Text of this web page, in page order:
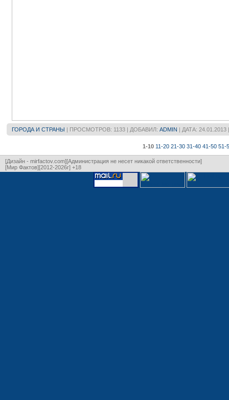
ГОРОДА И СТРАНЫ | ПРОСМОТРОВ: 1133 | ДОБАВИЛ: ADMIN | ДАТА: 24.01.2013
1-10 11-20 21-30 31-40 41-50 51-
[Дизайн - mirfactov.com][Администрация не несет никакой ответственности]
[Мир Фактов][2012-2026г] +18